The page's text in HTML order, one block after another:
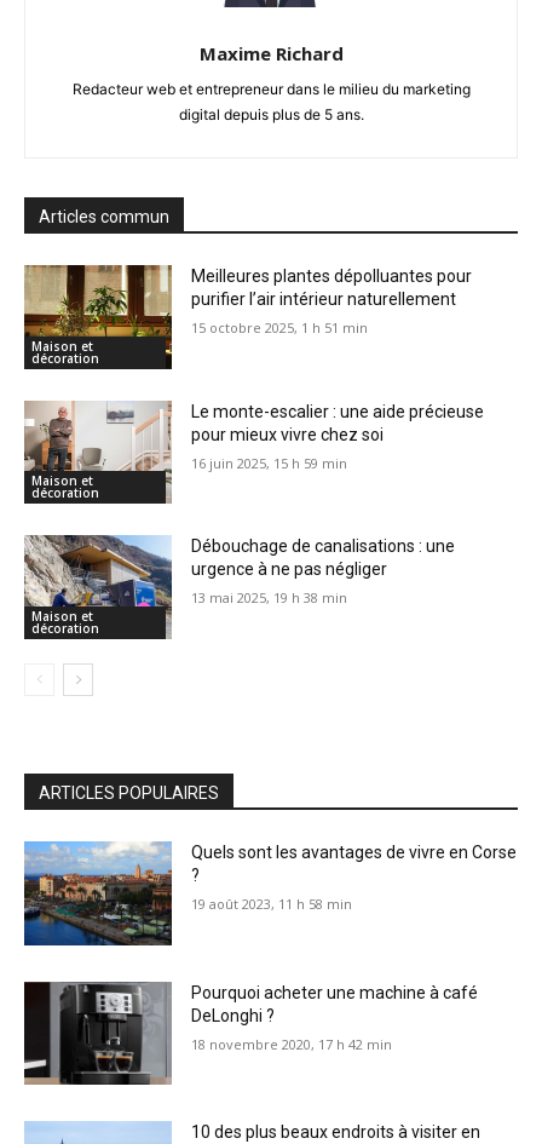
Maxime Richard
Redacteur web et entrepreneur dans le milieu du marketing
digital depuis plus de 5 ans.
Articles commun
Maison et
décoration
Meilleures plantes dépolluantes pour
purifier l’air intérieur naturellement
15 octobre 2025, 1 h 51 min
Maison et
décoration
Le monte-escalier : une aide précieuse
pour mieux vivre chez soi
16 juin 2025, 15 h 59 min
Maison et
décoration
Débouchage de canalisations : une
urgence à ne pas négliger
13 mai 2025, 19 h 38 min
ARTICLES POPULAIRES
Quels sont les avantages de vivre en Corse
?
19 août 2023, 11 h 58 min
Pourquoi acheter une machine à café
DeLonghi ?
18 novembre 2020, 17 h 42 min
10 des plus beaux endroits à visiter en